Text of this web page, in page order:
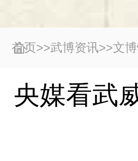
首页>>武博资讯>>文
央媒看武